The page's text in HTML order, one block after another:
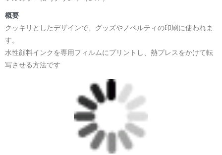
概要
クッキリとしたデザインで、グッズやノベルティの印刷に使われま
す。
水性顔料インクを専用フィルムにプリントし、熱プレスをかけて転
写させる方法です